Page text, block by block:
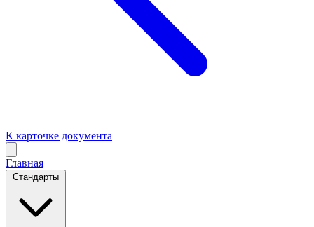
К карточке документа
Главная
Стандарты